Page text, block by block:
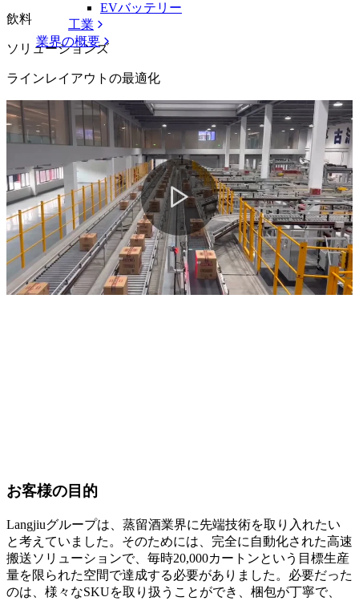
EVバッテリー
工業
業界の概要
飲料
ソリューションズ
ラインレイアウトの最適化
お客様の目的
Langjiuグループは、蒸留酒業界に先端技術を取り入れたい
と考えていました。そのためには、完全に自動化された高速
搬送ソリューションで、毎時20,000カートンという目標生産
量を限られた空間で達成する必要がありました。必要だった
のは、様々なSKUを取り扱うことができ、梱包が丁寧で、